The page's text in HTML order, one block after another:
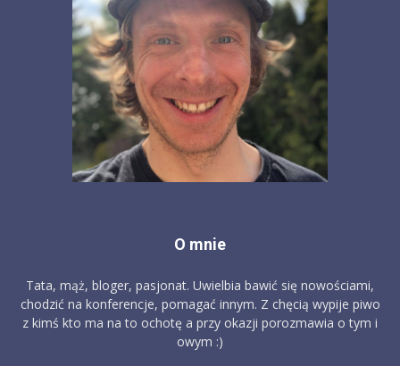
O mnie
Tata, mąż, bloger, pasjonat. Uwielbia bawić się nowościami,
chodzić na konferencje, pomagać innym. Z chęcią wypije piwo
z kimś kto ma na to ochotę a przy okazji porozmawia o tym i
owym :)